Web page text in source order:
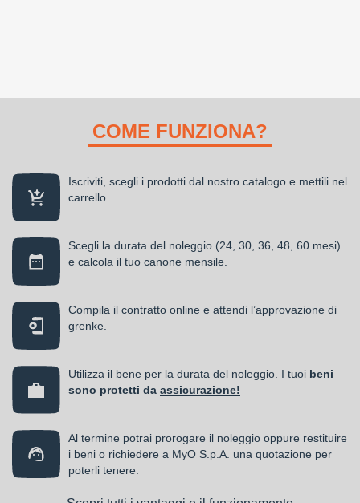
COME FUNZIONA?
Iscriviti, scegli i prodotti dal nostro catalogo e mettili nel
carrello.
Scegli la durata del noleggio (24, 30, 36, 48, 60 mesi)
e calcola il tuo canone mensile.
Compila il contratto online e attendi l’approvazione di
grenke.
Utilizza il bene per la durata del noleggio. I tuoi beni
sono protetti da assicurazione!
Al termine potrai prorogare il noleggio oppure restituire
i beni o richiedere a MyO S.p.A. una quotazione per
poterli tenere.